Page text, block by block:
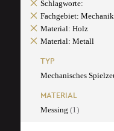
Schlagworte:
Fachgebiet: Mechanik
Material: Holz
Material: Metall
TYP
Mechanisches
MATERIAL
Messing (1)